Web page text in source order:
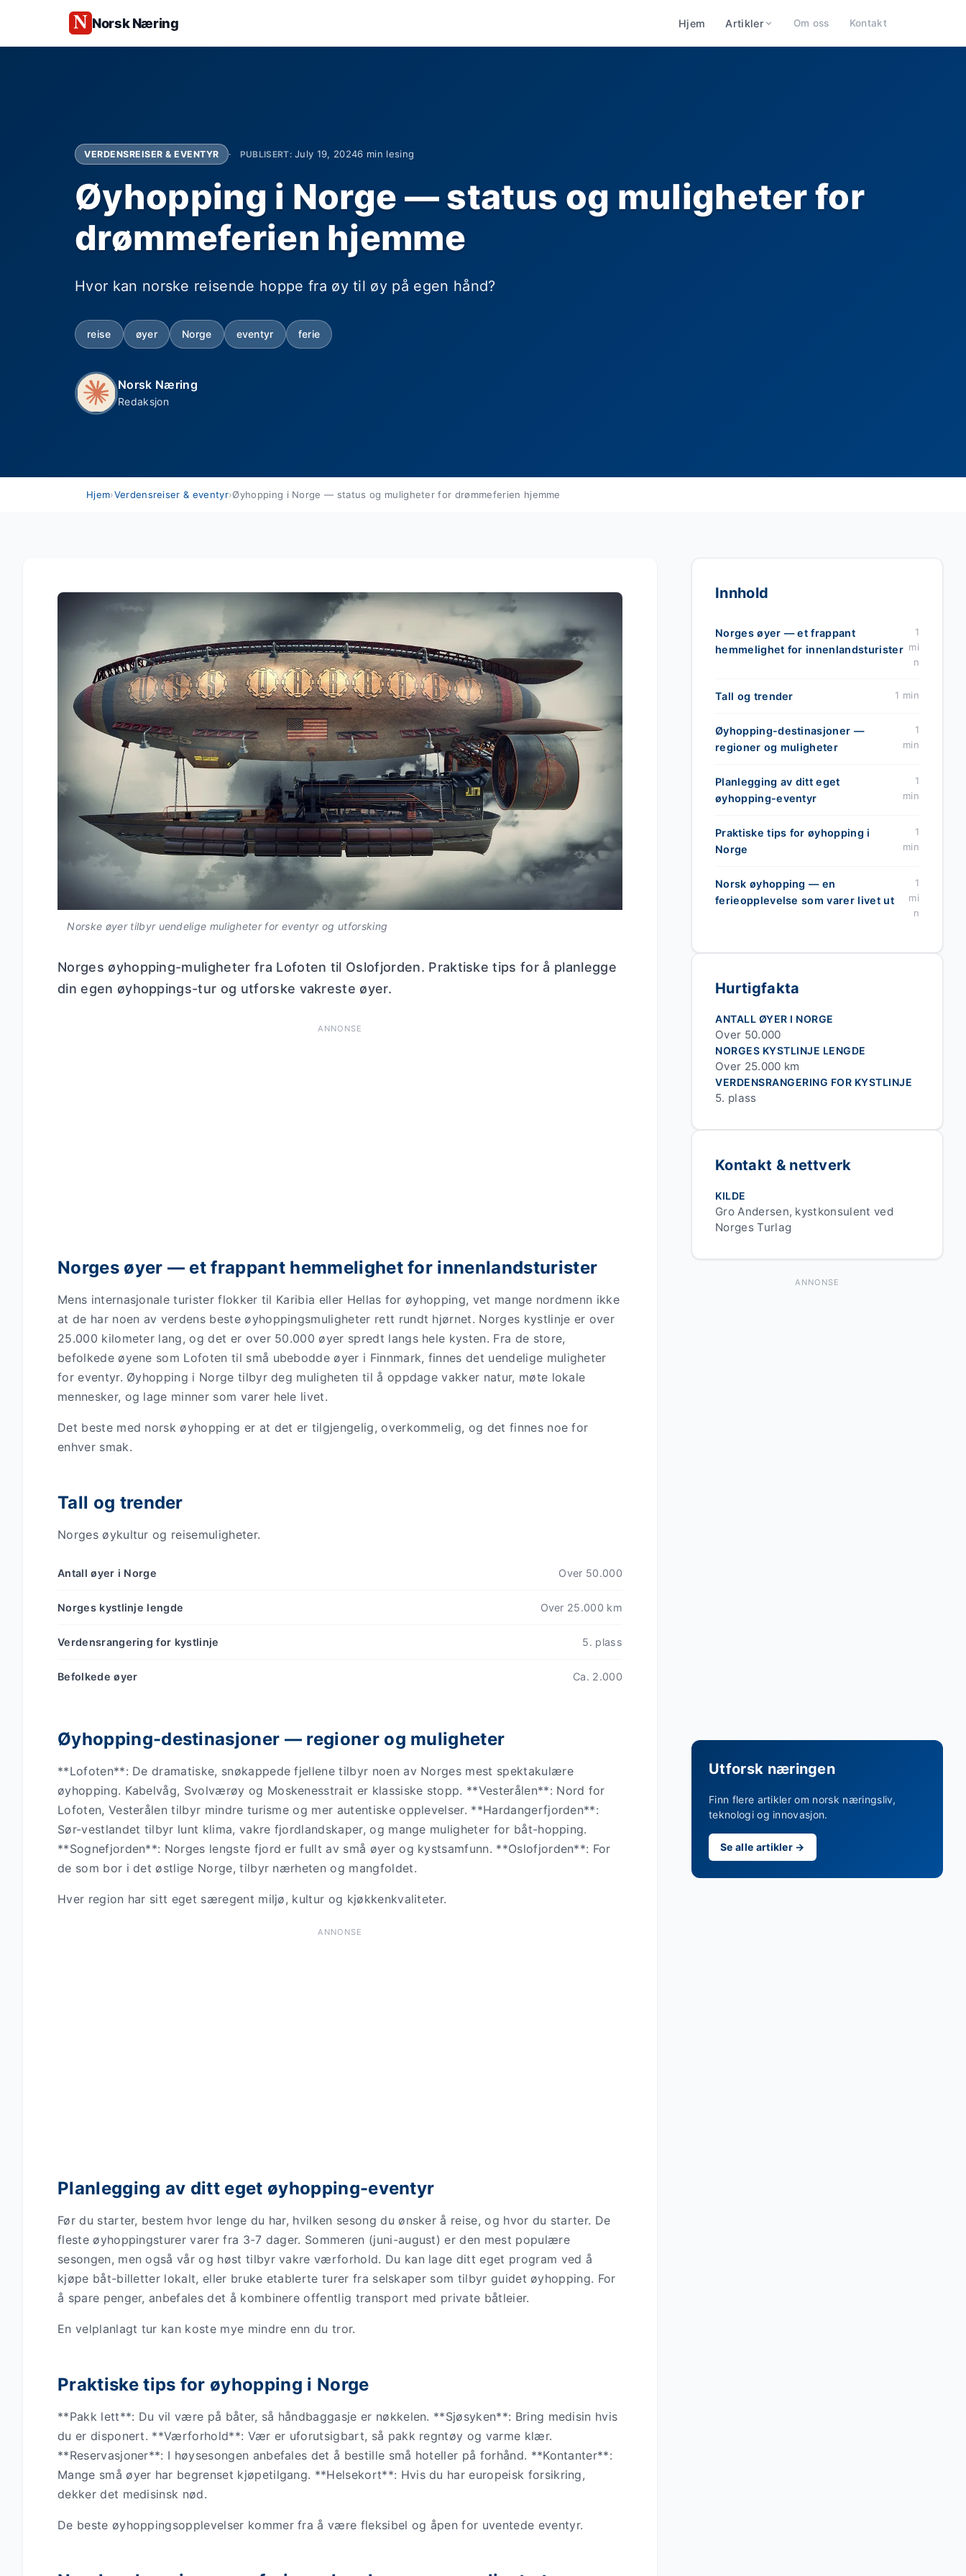
Norsk Næring Hjem Artikler Om oss Kontakt
VERDENSREISER & EVENTYR PUBLISERT:July 19, 20246 min lesing
Øyhopping i Norge — status og muligheter for
drømmeferien hjemme
Hvor kan norske reisende hoppe fra øy til øy på egen hånd?
reise øyer Norge eventyr ferie
Norsk Næring
Redaksjon
Hjem›Verdensreiser & eventyr›Øyhopping i Norge — status og muligheter for drømmeferien hjemme
Norske øyer tilbyr uendelige muligheter for eventyr og utforsking
Norges øyhopping-muligheter fra Lofoten til Oslofjorden. Praktiske tips for å planlegge
din egen øyhoppings-tur og utforske vakreste øyer.
ANNONSE
Norges øyer — et frappant hemmelighet for innenlandsturister
Mens internasjonale turister flokker til Karibia eller Hellas for øyhopping, vet mange nordmenn ikke
at de har noen av verdens beste øyhoppingsmuligheter rett rundt hjørnet. Norges kystlinje er over
25.000 kilometer lang, og det er over 50.000 øyer spredt langs hele kysten. Fra de store,
befolkede øyene som Lofoten til små ubebodde øyer i Finnmark, finnes det uendelige muligheter
for eventyr. Øyhopping i Norge tilbyr deg muligheten til å oppdage vakker natur, møte lokale
mennesker, og lage minner som varer hele livet.
Det beste med norsk øyhopping er at det er tilgjengelig, overkommelig, og det finnes noe for
enhver smak.
Tall og trender
Norges øykultur og reisemuligheter.
Antall øyer i Norge Over 50.000
Norges kystlinje lengde Over 25.000 km
Verdensrangering for kystlinje 5. plass
Befolkede øyer Ca. 2.000
Øyhopping-destinasjoner — regioner og muligheter
**Lofoten**: De dramatiske, snøkappede fjellene tilbyr noen av Norges mest spektakulære
øyhopping. Kabelvåg, Svolværøy og Moskenesstrait er klassiske stopp. **Vesterålen**: Nord for
Lofoten, Vesterålen tilbyr mindre turisme og mer autentiske opplevelser. **Hardangerfjorden**:
Sør-vestlandet tilbyr lunt klima, vakre fjordlandskaper, og mange muligheter for båt-hopping.
**Sognefjorden**: Norges lengste fjord er fullt av små øyer og kystsamfunn. **Oslofjorden**: For
de som bor i det østlige Norge, tilbyr nærheten og mangfoldet.
Hver region har sitt eget særegent miljø, kultur og kjøkkenkvaliteter.
ANNONSE
Planlegging av ditt eget øyhopping-eventyr
Før du starter, bestem hvor lenge du har, hvilken sesong du ønsker å reise, og hvor du starter. De
fleste øyhoppingsturer varer fra 3-7 dager. Sommeren (juni-august) er den mest populære
sesongen, men også vår og høst tilbyr vakre værforhold. Du kan lage ditt eget program ved å
kjøpe båt-billetter lokalt, eller bruke etablerte turer fra selskaper som tilbyr guidet øyhopping. For
å spare penger, anbefales det å kombinere offentlig transport med private båtleier.
En velplanlagt tur kan koste mye mindre enn du tror.
Praktiske tips for øyhopping i Norge
**Pakk lett**: Du vil være på båter, så håndbaggasje er nøkkelen. **Sjøsyken**: Bring medisin hvis
du er disponert. **Værforhold**: Vær er uforutsigbart, så pakk regntøy og varme klær.
**Reservasjoner**: I høysesongen anbefales det å bestille små hoteller på forhånd. **Kontanter**:
Mange små øyer har begrenset kjøpetilgang. **Helsekort**: Hvis du har europeisk forsikring,
dekker det medisinsk nød.
De beste øyhoppingsopplevelser kommer fra å være fleksibel og åpen for uventede eventyr.
Innhold
Norges øyer — et frappant
hemmelighet for innenlandsturister
1
mi
n
Tall og trender 1 min
Øyhopping-destinasjoner —
regioner og muligheter
1
min
Planlegging av ditt eget
øyhopping-eventyr
1
min
Praktiske tips for øyhopping i
Norge
1
min
Norsk øyhopping — en
ferieopplevelse som varer livet ut
1
mi
n
Hurtigfakta
ANTALL ØYER I NORGE
Over 50.000
NORGES KYSTLINJE LENGDE
Over 25.000 km
VERDENSRANGERING FOR KYSTLINJE
5. plass
Kontakt & nettverk
KILDE
Gro Andersen, kystkonsulent ved
Norges Turlag
ANNONSE
Utforsk næringen
Finn flere artikler om norsk næringsliv,
teknologi og innovasjon.
Se alle artikler →